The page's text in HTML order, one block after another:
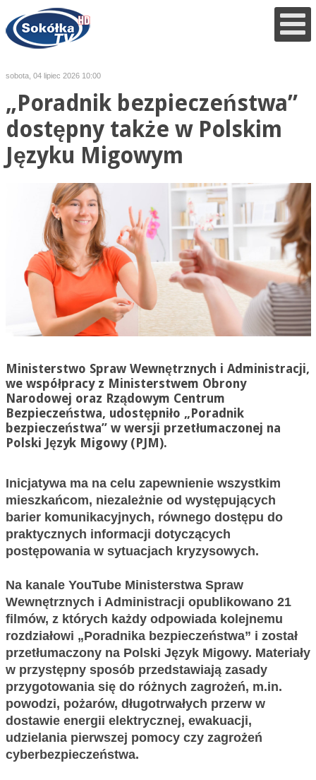
sobota, 04 lipiec 2026 10:00
„Poradnik bezpieczeństwa”
dostępny także w Polskim
Języku Migowym
Ministerstwo Spraw Wewnętrznych i Administracji,
we współpracy z Ministerstwem Obrony
Narodowej oraz Rządowym Centrum
Bezpieczeństwa, udostępniło „Poradnik
bezpieczeństwa” w wersji przetłumaczonej na
Polski Język Migowy (PJM).
Inicjatywa ma na celu zapewnienie wszystkim
mieszkańcom, niezależnie od występujących
barier komunikacyjnych, równego dostępu do
praktycznych informacji dotyczących
postępowania w sytuacjach kryzysowych.
Na kanale YouTube Ministerstwa Spraw
Wewnętrznych i Administracji opublikowano 21
filmów, z których każdy odpowiada kolejnemu
rozdziałowi „Poradnika bezpieczeństwa” i został
przetłumaczony na Polski Język Migowy. Materiały
w przystępny sposób przedstawiają zasady
przygotowania się do różnych zagrożeń, m.in.
powodzi, pożarów, długotrwałych przerw w
dostawie energii elektrycznej, ewakuacji,
udzielania pierwszej pomocy czy zagrożeń
cyberbezpieczeństwa.